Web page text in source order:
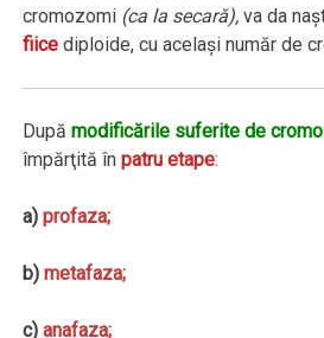
cromozomi (ca la secară), va da
fiice diploide, cu acelaşi număr de
Dupămodificările suferite de
împărţită înpatru etape:
a)profaza;
b)metafaza;
c)anafaza;